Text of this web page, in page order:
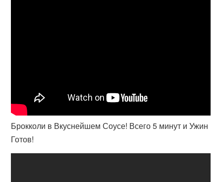
Брокколи в Вкуснейшем Соусе! Всего 5 минут и Ужин
Готов!